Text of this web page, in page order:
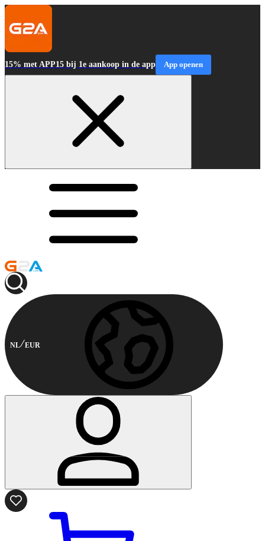
15% met APP15 bij 1e aankoop in de app App openen
NL EUR